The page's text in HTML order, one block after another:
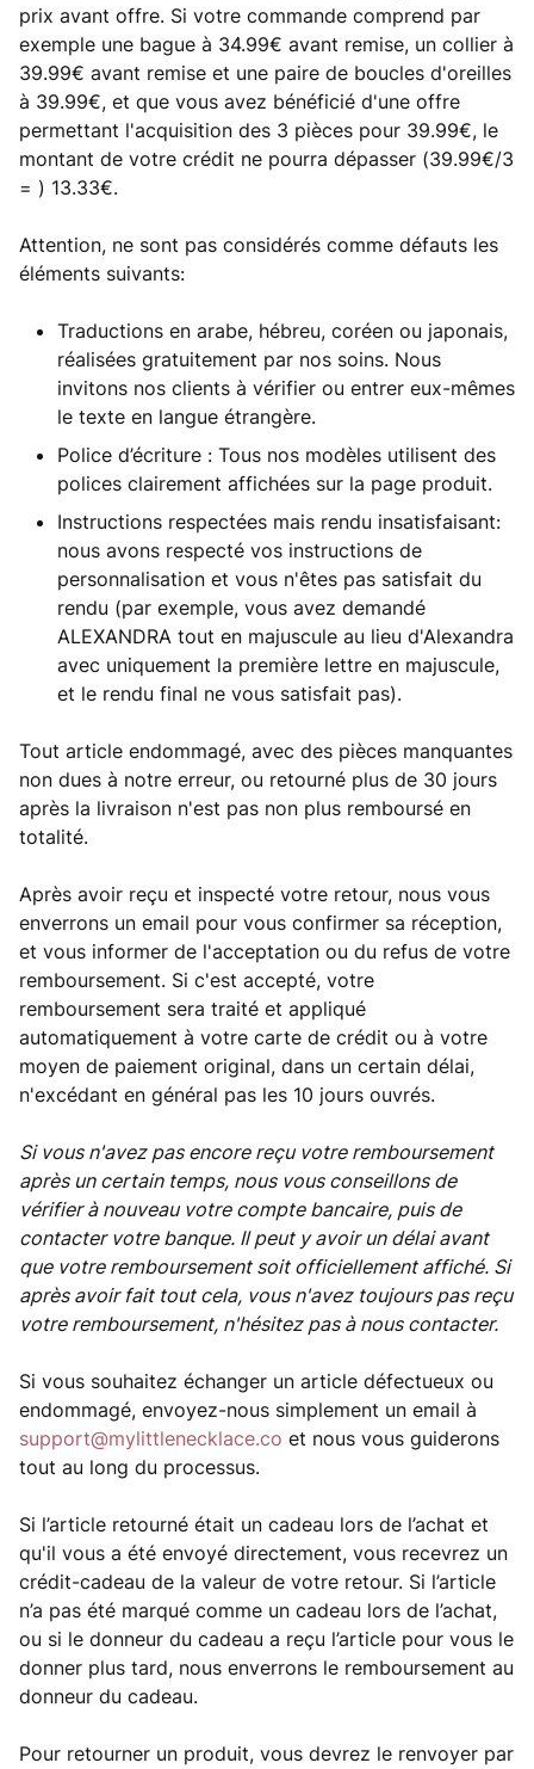
prix avant offre. Si votre commande comprend par
exemple une bague à 34.99€ avant remise, un collier à
39.99€ avant remise et une paire de boucles d'oreilles
à 39.99€, et que vous avez bénéficié d'une offre
permettant l'acquisition des 3 pièces pour 39.99€, le
montant de votre crédit ne pourra dépasser (39.99€/3
= ) 13.33€.
Attention, ne sont pas considérés comme défauts les
éléments suivants:
Traductions en arabe, hébreu, coréen ou japonais,
réalisées gratuitement par nos soins. Nous
invitons nos clients à vérifier ou entrer eux-mêmes
le texte en langue étrangère.
Police d’écriture : Tous nos modèles utilisent des
polices clairement affichées sur la page produit.
Instructions respectées mais rendu insatisfaisant:
nous avons respecté vos instructions de
personnalisation et vous n'êtes pas satisfait du
rendu (par exemple, vous avez demandé
ALEXANDRA tout en majuscule au lieu d'Alexandra
avec uniquement la première lettre en majuscule,
et le rendu final ne vous satisfait pas).
Tout article endommagé, avec des pièces manquantes
non dues à notre erreur, ou retourné plus de 30 jours
après la livraison n'est pas non plus remboursé en
totalité.
Après avoir reçu et inspecté votre retour, nous vous
enverrons un email pour vous confirmer sa réception,
et vous informer de l'acceptation ou du refus de votre
remboursement. Si c'est accepté, votre
remboursement sera traité et appliqué
automatiquement à votre carte de crédit ou à votre
moyen de paiement original, dans un certain délai,
n'excédant en général pas les 10 jours ouvrés.
Si vous n'avez pas encore reçu votre remboursement
après un certain temps, nous vous conseillons de
vérifier à nouveau votre compte bancaire, puis de
contacter votre banque. Il peut y avoir un délai avant
que votre remboursement soit officiellement affiché. Si
après avoir fait tout cela, vous n'avez toujours pas reçu
votre remboursement, n'hésitez pas à nous contacter.
Si vous souhaitez échanger un article défectueux ou
endommagé, envoyez-nous simplement un email à
support@mylittlenecklace.co et nous vous guiderons
tout au long du processus.
Si l’article retourné était un cadeau lors de l’achat et
qu'il vous a été envoyé directement, vous recevrez un
crédit-cadeau de la valeur de votre retour. Si l’article
n’a pas été marqué comme un cadeau lors de l’achat,
ou si le donneur du cadeau a reçu l’article pour vous le
donner plus tard, nous enverrons le remboursement au
donneur du cadeau.
Pour retourner un produit, vous devrez le renvoyer par